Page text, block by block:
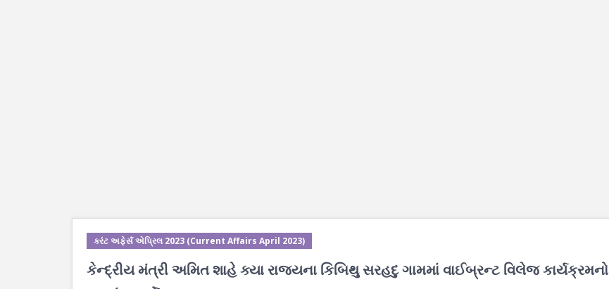
કરંટ અફેર્સ એપ્રિલ 2023 (Current Affairs April 2023)
કેન્દ્રીય મંત્રી અમિત શાહે ક્યા રાજ્યના કિબિથુ સરહદુ ગામમાં વાઈબ્રન્ટ વિલેજ કાર્યક્રમનો